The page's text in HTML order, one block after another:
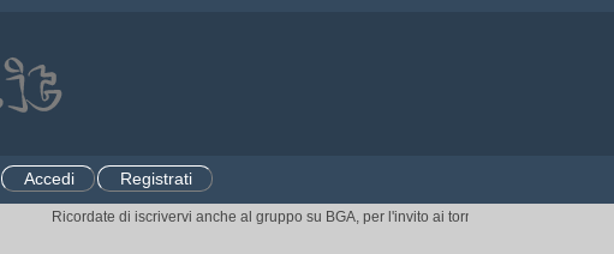
Accedi Registrati
Ricordate di iscrivervi anche al gruppo su BGA, per l'invito ai tornei.